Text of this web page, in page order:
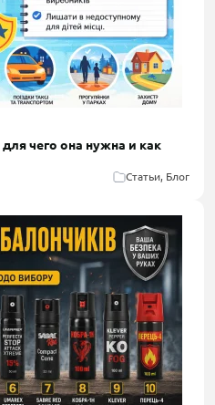
чего она нужна и как
Статьи, Блог